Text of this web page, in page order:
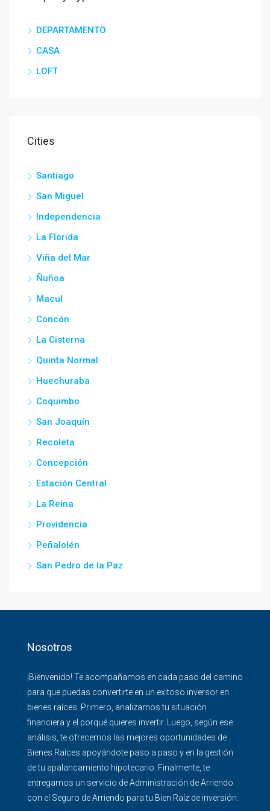
DEPARTAMENTO
CASA
LOFT
Cities
Santiago
San Miguel
Independencia
La Florida
Viña del Mar
Ñuñoa
Macul
Concón
La Cisterna
Quinta Normal
Huechuraba
Coquimbo
San Joaquín
Recoleta
Concepción
Estación Central
La Reina
Providencia
Peñalolén
San Pedro de la Paz
Nosotros
¡Bienvenido! Te acompañamos en cada paso del camino
para que puedas convertirte en un exitoso inversor en
bienes raíces. Primero, analizamos tu situación
financiera y el porqué quieres invertir. Luego, según ese
análisis, te ofrecemos las mejores oportunidades de
Bienes Raíces apoyándote paso a paso y en la gestión
de tu apalancamiento hipotecario. Finalmente, te
entregamos un servicio de Administración de Arriendo
con el Seguro de Arriendo para tu Bien Raíz de inversión.